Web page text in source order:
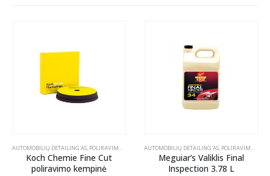
AUTOMOBILIUI
AUTOMOBILIŲ DETAILING'AS, POLIRAVIMAS POLIRAVIMO PADAI
Koch Chemie Fine Cut
poliravimo kempinė
AUTOMOBILIŲ DETAILING'AS, POLIRAVIMAS
Meguiar’s Valiklis Final
Inspection 3.78 L